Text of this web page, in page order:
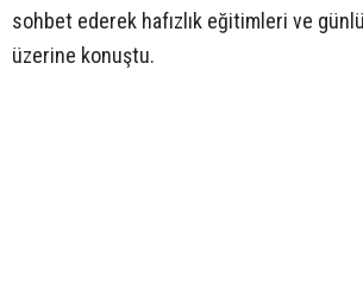
sohbet ederek hafızlık eğitimleri ve
üzerine konuştu.